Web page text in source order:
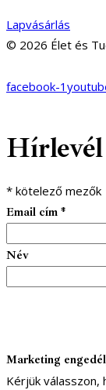
Lapvásárlás
© 2026 Élet és
facebook-1
Hírlevél
* kötelező mezők
Email cím *
Név
Marketing
Kérjük válasszon,